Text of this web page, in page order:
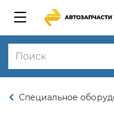
Специальное